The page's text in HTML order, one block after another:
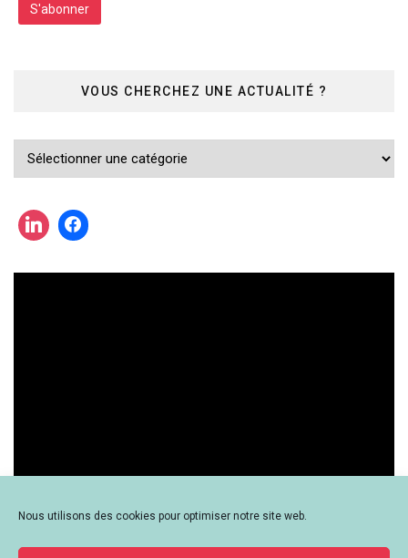
Nous utilisons des cookies pour optimiser notre site web.
VOUS CHERCHEZ UNE ACTUALITÉ ?
Vous
actualité
?